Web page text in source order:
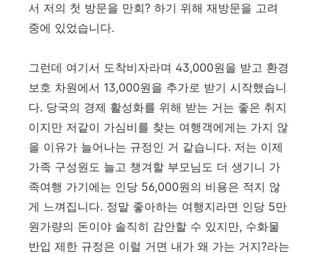
서 저의 첫 방문을 만회? 하기 위해 재방문을 고려
중에 있었습니다.
그런데 여기서 도착비자라며 43,000원을 받고 환경
보호 차원에서 13,000원을 추가로 받기 시작했습니
다. 당국의 경제 활성화를 위해 받는 거는 좋은 취지
이지만 저같이 가심비를 찾는 여행객에게는 가지 않
을 이유가 늘어나는 규정인 거 같습니다. 저는 이제
가족 구성원도 늘고 챙겨할 부모님도 더 생기니 가
족여행 가기에는 인당 56,000원의 비용은 적지 않
게 느껴집니다. 정말 좋아하는 여행지라면 인당 5만
원가량의 돈이야 솔직히 감안할 수 있지만, 수화물
반입 제한 규정은 이럴 거면 내가 왜 가는 거지?라는